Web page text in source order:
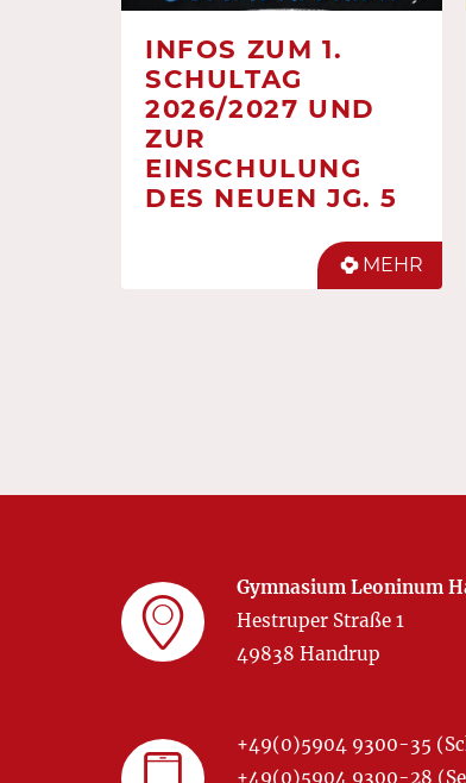
INFOS ZUM 1.
SCHULTAG
2026/2027 UND
ZUR
EINSCHULUNG
DES NEUEN JG. 5
MEHR
Gymnasium Leoninum
Hestruper Straße 1
49838 Handrup
+49(0)5904 9300-35
+49(0)5904 9300-28